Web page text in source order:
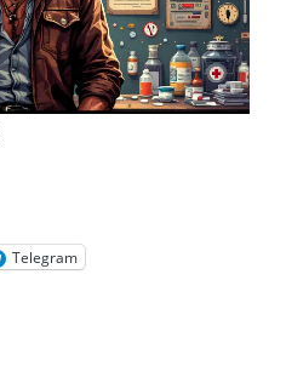
Telegram